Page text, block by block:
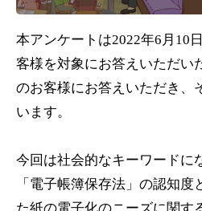
本アンケートは2022年6月10
客様を対象にお答えいただい
のお客様にお答えいただき、
います。
今回は社会的なキーワードに
「電子帳簿保存法」の認知度